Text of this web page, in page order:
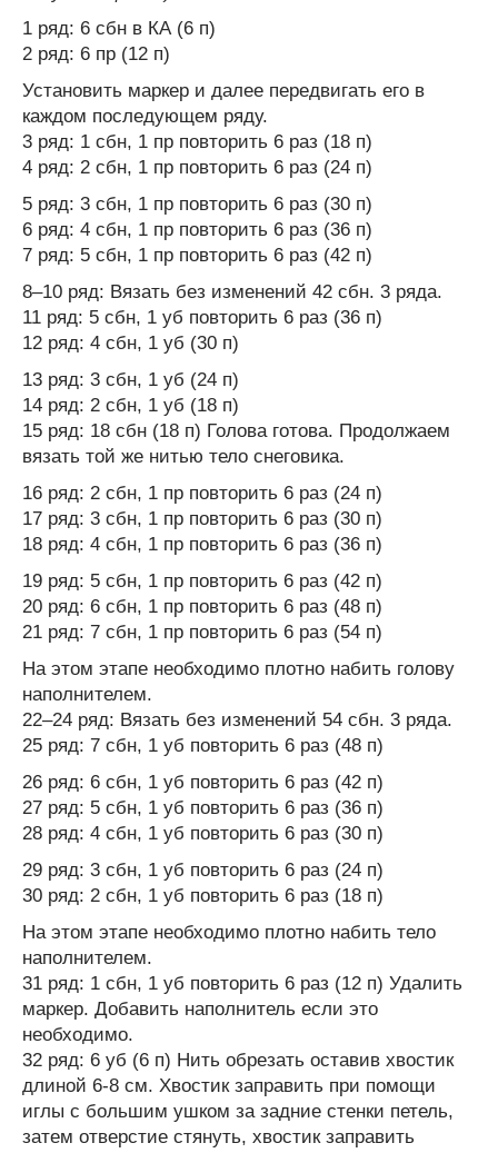
1 ряд: 6 сбн в КА (6 п)
2 ряд: 6 пр (12 п)
Установить маркер и далее передвигать его в
каждом последующем ряду.
3 ряд: 1 сбн, 1 пр повторить 6 раз (18 п)
4 ряд: 2 сбн, 1 пр повторить 6 раз (24 п)
5 ряд: 3 сбн, 1 пр повторить 6 раз (30 п)
6 ряд: 4 сбн, 1 пр повторить 6 раз (36 п)
7 ряд: 5 сбн, 1 пр повторить 6 раз (42 п)
8–10 ряд: Вязать без изменений 42 сбн. 3 ряда.
11 ряд: 5 сбн, 1 уб повторить 6 раз (36 п)
12 ряд: 4 сбн, 1 уб (30 п)
13 ряд: 3 сбн, 1 уб (24 п)
14 ряд: 2 сбн, 1 уб (18 п)
15 ряд: 18 сбн (18 п) Голова готова. Продолжаем
вязать той же нитью тело снеговика.
16 ряд: 2 сбн, 1 пр повторить 6 раз (24 п)
17 ряд: 3 сбн, 1 пр повторить 6 раз (30 п)
18 ряд: 4 сбн, 1 пр повторить 6 раз (36 п)
19 ряд: 5 сбн, 1 пр повторить 6 раз (42 п)
20 ряд: 6 сбн, 1 пр повторить 6 раз (48 п)
21 ряд: 7 сбн, 1 пр повторить 6 раз (54 п)
На этом этапе необходимо плотно набить голову
наполнителем.
22–24 ряд: Вязать без изменений 54 сбн. 3 ряда.
25 ряд: 7 сбн, 1 уб повторить 6 раз (48 п)
26 ряд: 6 сбн, 1 уб повторить 6 раз (42 п)
27 ряд: 5 сбн, 1 уб повторить 6 раз (36 п)
28 ряд: 4 сбн, 1 уб повторить 6 раз (30 п)
29 ряд: 3 сбн, 1 уб повторить 6 раз (24 п)
30 ряд: 2 сбн, 1 уб повторить 6 раз (18 п)
На этом этапе необходимо плотно набить тело
наполнителем.
31 ряд: 1 сбн, 1 уб повторить 6 раз (12 п) Удалить
маркер. Добавить наполнитель если это
необходимо.
32 ряд: 6 уб (6 п) Нить обрезать оставив хвостик
длиной 6-8 см. Хвостик заправить при помощи
иглы с большим ушком за задние стенки петель,
затем отверстие стянуть, хвостик заправить